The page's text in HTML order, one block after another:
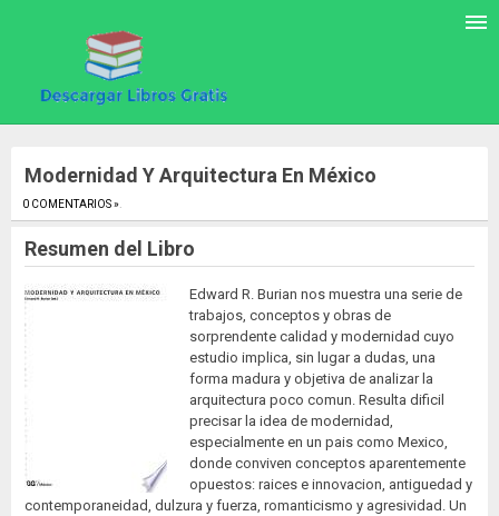
Modernidad Y Arquitectura En México
0 COMENTARIOS ».
Resumen del Libro
Edward R. Burian nos muestra una serie de
trabajos, conceptos y obras de
sorprendente calidad y modernidad cuyo
estudio implica, sin lugar a dudas, una
forma madura y objetiva de analizar la
arquitectura poco comun. Resulta dificil
precisar la idea de modernidad,
especialmente en un pais como Mexico,
donde conviven conceptos aparentemente
opuestos: raices e innovacion, antiguedad y
contemporaneidad, dulzura y fuerza, romanticismo y agresividad. Un